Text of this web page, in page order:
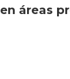
en áreas